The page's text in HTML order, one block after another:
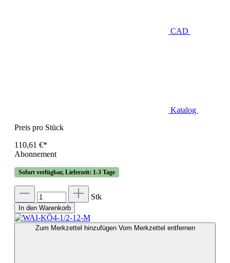
CAD
Katalog
Preis pro Stück
110,61 €*
Abonnement
Sofort verfügbar, Lieferzeit: 1-3 Tage
Stk
In den Warenkorb
Zum Merkzettel hinzufügen Vom Merkzettel entfernen